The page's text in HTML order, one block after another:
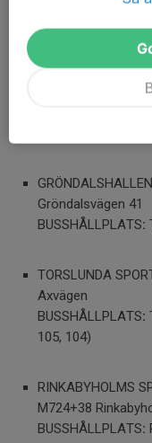
GRÖNDALSHALLEN
Gröndalsvägen 41
BUSSHÅLLPLATS:
TORSLUNDA
Axvägen
BUSSHÅLLPLATS:
105, 104)
RINKABYHOLMS
M724+38
BUSSHÅLLPLATS: